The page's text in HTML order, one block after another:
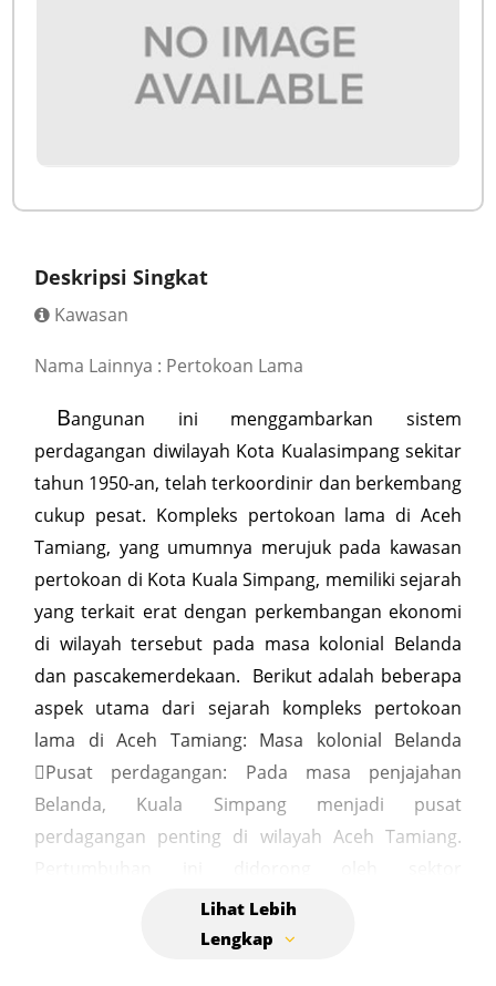
Deskripsi Singkat
Kawasan
Nama Lainnya : Pertokoan Lama
Bangunan ini menggambarkan sistem
perdagangan diwilayah Kota Kualasimpang sekitar
tahun 1950-an, telah terkoordinir dan berkembang
cukup pesat. Kompleks pertokoan lama di Aceh
Tamiang, yang umumnya merujuk pada kawasan
pertokoan di Kota Kuala Simpang, memiliki sejarah
yang terkait erat dengan perkembangan ekonomi
di wilayah tersebut pada masa kolonial Belanda
dan pascakemerdekaan. Berikut adalah beberapa
aspek utama dari sejarah kompleks pertokoan
lama di Aceh Tamiang: Masa kolonial Belanda
Pusat perdagangan: Pada masa penjajahan
Belanda, Kuala Simpang menjadi pusat
perdagangan penting di wilayah Aceh Tamiang.
perkebunan, seperti perkebunan karet dan kelapa
sawit, yang didirikan oleh Belanda. Pengaruh